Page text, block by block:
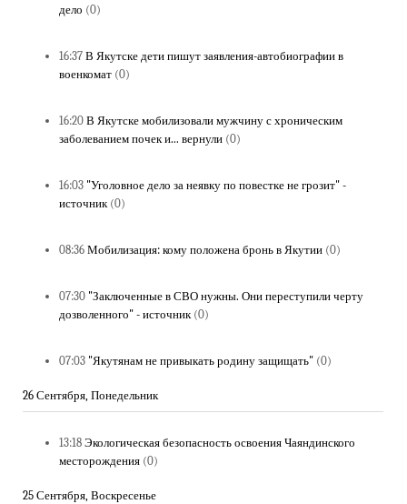
дело (0)
16:37 В Якутске дети пишут заявления-автобиографии в
военкомат (0)
16:20 В Якутске мобилизовали мужчину с хроническим
заболеванием почек и... вернули (0)
16:03 "Уголовное дело за неявку по повестке не грозит" -
источник (0)
08:36 Мобилизация: кому положена бронь в Якутии (0)
07:30 "Заключенные в СВО нужны. Они переступили черту
дозволенного" - источник (0)
07:03 "Якутянам не привыкать родину защищать" (0)
26 Сентября, Понедельник
13:18 Экологическая безопасность освоения Чаяндинского
месторождения (0)
25 Сентября, Воскресенье